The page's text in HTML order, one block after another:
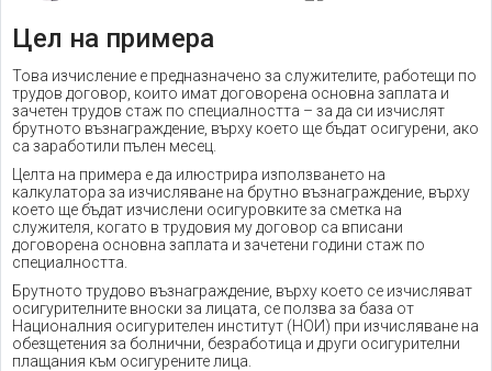
Цел на примера
Това изчисление е предназначено за служителите, работещи по
трудов договор, които имат договорена основна заплата и
зачетен трудов стаж по специалността – за да си изчислят
брутното възнаграждение, върху което ще бъдат осигурени, ако
са заработили пълен месец.
Целта на примера е да илюстрира използването на
калкулатора за изчисляване на брутно възнаграждение, върху
което ще бъдат изчислени осигуровките за сметка на
служителя, когато в трудовия му договор са вписани
договорена основна заплата и зачетени години стаж по
специалността.
Брутното трудово възнаграждение, върху което се изчисляват
осигурителните вноски за лицата, се ползва за база от
Националния осигурителен институт (НОИ) при изчисляване на
обезщетения за болнични, безработица и други осигурителни
плащания към осигурените лица.